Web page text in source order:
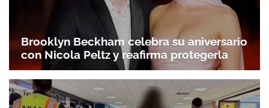
Brooklyn Beckham celebra su aniversario
con Nicola Peltz y reafirma protegerla